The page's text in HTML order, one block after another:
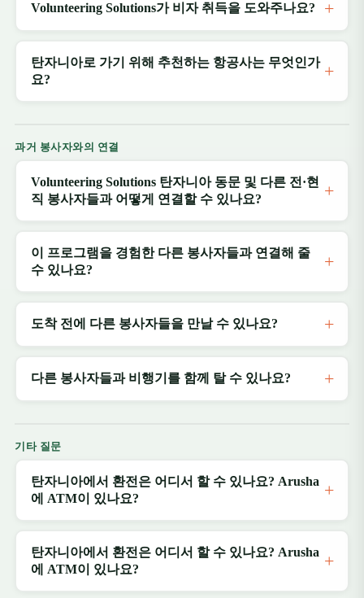
Volunteering Solutions가 비자 취득을 도와주나요?
탄자니아로 가기 위해 추천하는 항공사는 무엇인가
요?
과거 봉사자와의 연결
Volunteering Solutions 탄자니아 동문 및 다른 전·현
직 봉사자들과 어떻게 연결할 수 있나요?
이 프로그램을 경험한 다른 봉사자들과 연결해 줄
수 있나요?
도착 전에 다른 봉사자들을 만날 수 있나요?
다른 봉사자들과 비행기를 함께 탈 수 있나요?
기타 질문
탄자니아에서 환전은 어디서 할 수 있나요? Arusha
에 ATM이 있나요?
탄자니아에서 환전은 어디서 할 수 있나요? Arusha
에 ATM이 있나요?